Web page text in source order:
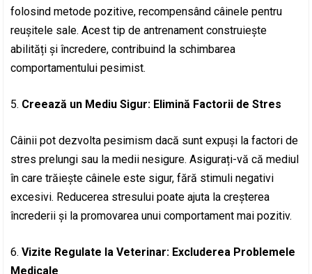
folosind metode pozitive, recompensând câinele pentru
reușitele sale. Acest tip de antrenament construiește
abilități și încredere, contribuind la schimbarea
comportamentului pesimist.
5. Creează un Mediu Sigur: Elimină Factorii de Stres
Câinii pot dezvolta pesimism dacă sunt expuși la factori de
stres prelungi sau la medii nesigure. Asigurați-vă că mediul
în care trăiește câinele este sigur, fără stimuli negativi
excesivi. Reducerea stresului poate ajuta la creșterea
încrederii și la promovarea unui comportament mai pozitiv.
6.Vizite Regulate la Veterinar: Excluderea Problemele
Medicale